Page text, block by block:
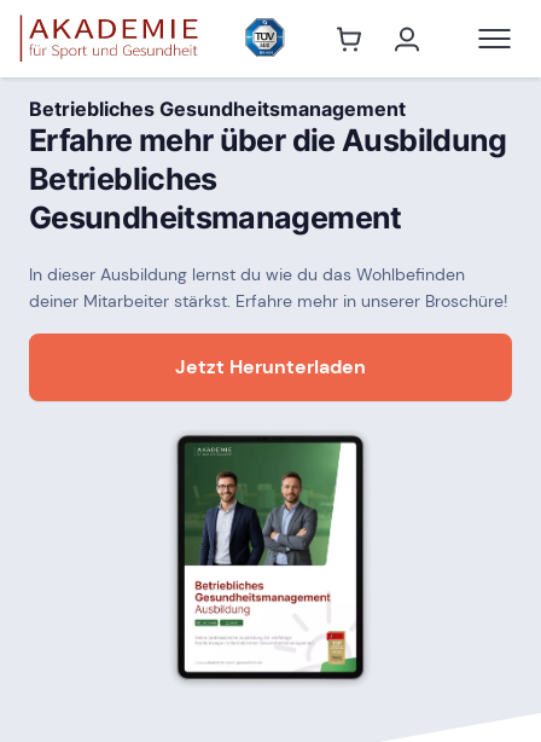
Betriebliches Gesundheitsmanagement
Erfahre mehr über die Ausbildung
Betriebliches
Gesundheitsmanagement
In dieser Ausbildung lernst du wie du das Wohlbefinden
deiner Mitarbeiter stärkst. Erfahre mehr in unserer Broschüre!
Jetzt Herunterladen